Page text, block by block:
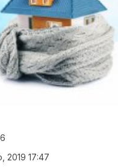
2019 17:47